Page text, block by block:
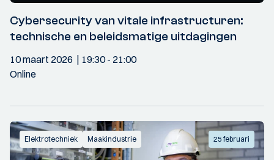
Cybersecurity van vitale infrastructuren:
technische en beleidsmatige uitdagingen
10 maart 2026 19:30- 21:00
Online
Elektrotechniek Maakindustrie 25 februari